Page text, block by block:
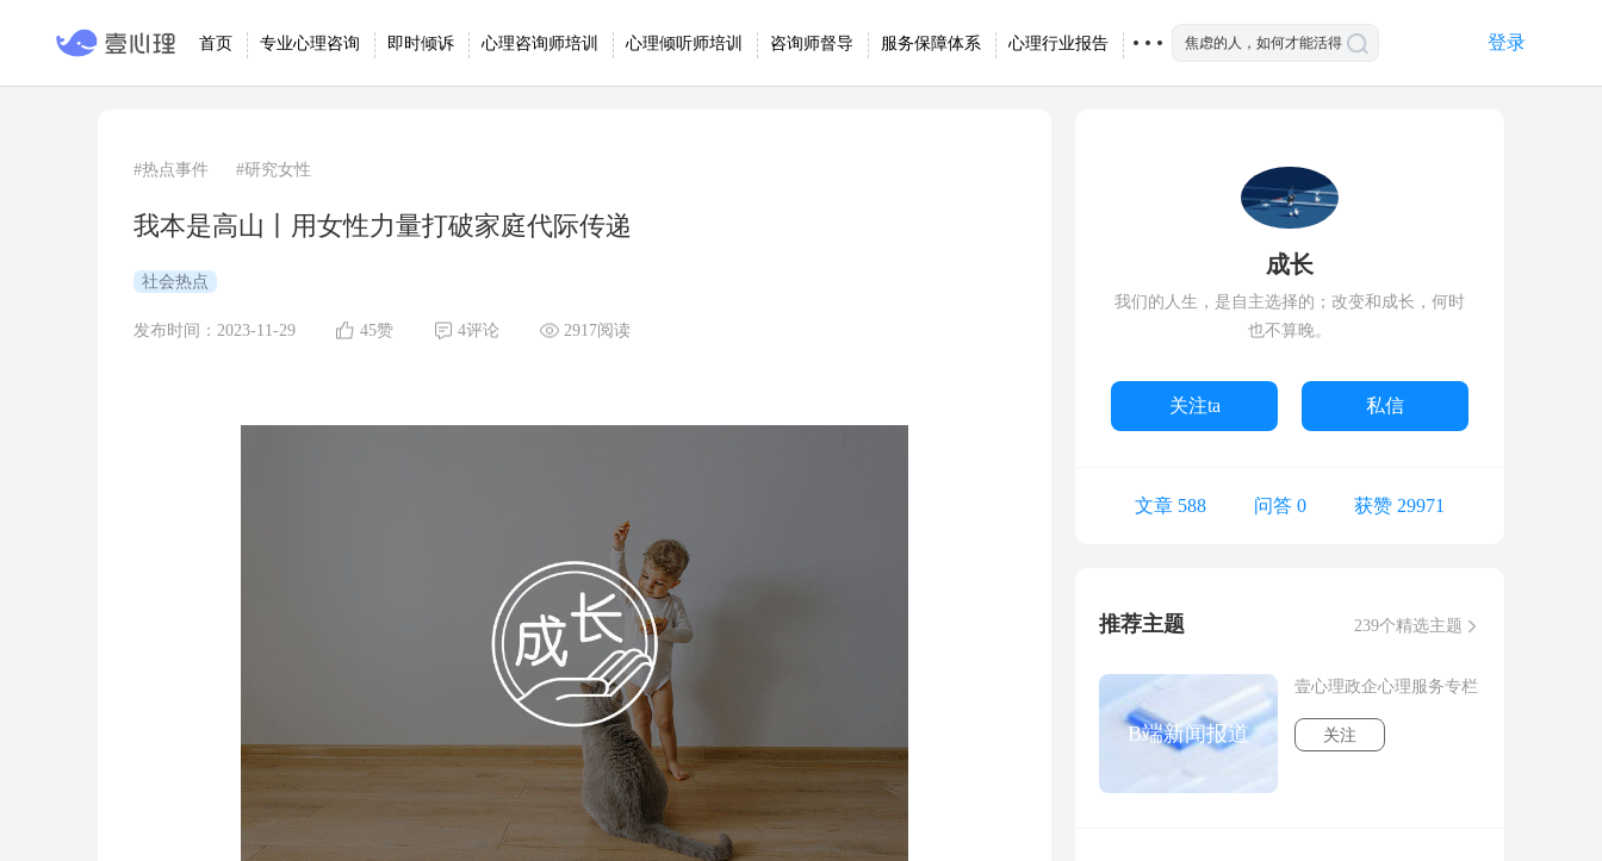
首页 专业心理咨询 即时倾诉 心理咨询师培训 心理倾听师培训 咨询师督导 服务保障体系 心理行业报告 登录
#热点事件 #研究女性
我本是高山丨用女性力量打破家庭代际传递
社会热点
发布时间：2023-11-29 45赞 4评论 2917阅读
成长
我们的人生，是自主选择的；改变和成长，何时
也不算晚。
关注ta 私信
文章 588 问答 0 获赞 29971
推荐主题 239个精选主题
B端新闻报道
壹心理政企心理服务专栏
关注